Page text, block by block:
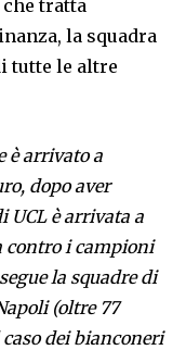
tratta
la squadra
tutte le altre
è arrivato a
dopo aver
UCLè arrivata a
contro i campioni
la squadre di
(oltre 77
dei bianconeri